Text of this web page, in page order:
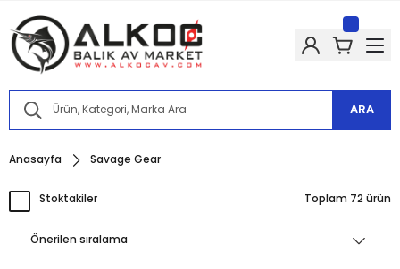
hesabımızı takip edin!
Kampanyalarımızdan haberdar olmak için @alkocav instagram
hesabımızı takip edin!
Kampanyalarımızdan haberdar olmak için @alkocav instagram
hesabımızı takip edin!
Kampanyalarımızdan haberdar olmak için @alkocav instagram
ARA
Anasayfa Savage Gear
Stoktakiler Toplam 72 ürün